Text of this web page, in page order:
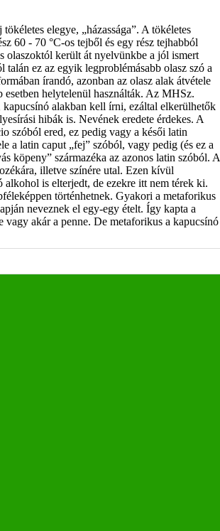
elegye, „házassága”. A tökéletes
60 - 70 °C-os tejből és egy rész tejhabból
olaszoktól került át nyelvünkbe a jól ismert
talán ez az egyik legproblémásabb olasz szó a
írandó, azonban az olasz alak átvétele
helytelenül használták. Az MHSz.
alakban kell írni, ezáltal elkerülhetők
hibák is. Nevének eredete érdekes. A
szóból ered, ez pedig vagy a késői latin
a latin caput „fej” szóból, vagy pedig (és ez a
köpeny” származéka az azonos latin szóból. A
illetve színére utal. Ezen kívül
alkohol is elterjedt, de ezekre itt nem térek ki.
történhetnek. Gyakori a metaforikus
neveznek el egy-egy ételt. Így kapta a
vagy akár a penne. De metaforikus a kapucsínó